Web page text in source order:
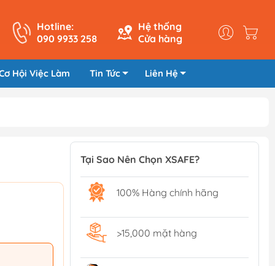
Hotline:
090 9933 258
Hệ thống
Cửa hàng
Hội Việc Làm Tin Tức Liên Hệ
Tại Sao Nên Chọn XSAFE?
100% Hàng chính hãng
>15,000 mặt hàng